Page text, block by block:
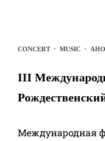
CONCERT· MUSIC ·
III
Международная